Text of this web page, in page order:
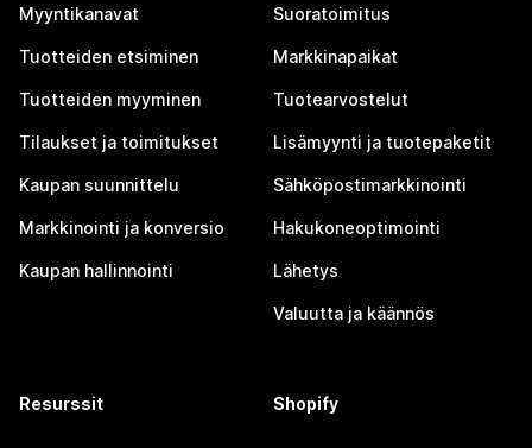
Myyntikanavat
Tuotteiden etsiminen
Tuotteiden myyminen
Tilaukset ja toimitukset
Kaupan suunnittelu
Markkinointi ja konversio
Kaupan hallinnointi
Suoratoimitus
Markkinapaikat
Tuotearvostelut
Lisämyynti ja tuotepaketit
Sähköpostimarkkinointi
Hakukoneoptimointi
Lähetys
Valuutta ja käännös
Resurssit Shopify